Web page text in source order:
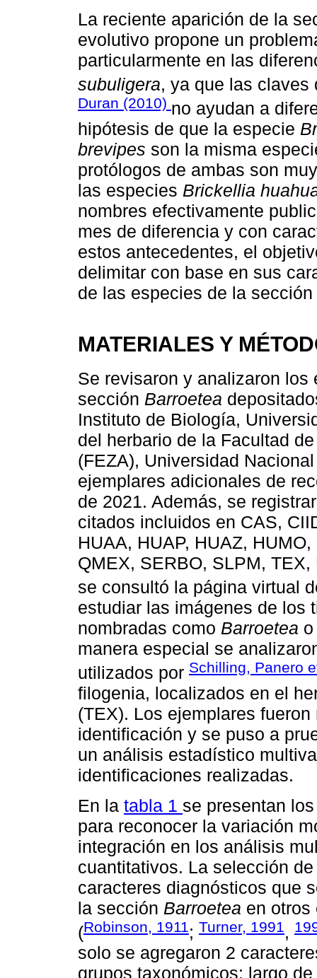
La reciente aparición de la
evolutivo propone un
particularmente en las
subuligera, ya que las
Duran (2010) no ayudan a
hipótesis de que la especie
brevipes son la misma
protólogos de ambas son
las especies Brickellia
nombres efectivamente
mes de diferencia y con
estos antecedentes, el
delimitar con base en sus
de las especies de la sección
MATERIALES Y
Se revisaron y analizaron
sección Barroetea
Instituto de Biología,
del herbario de la Facultad
(FEZA), Universidad
ejemplares adicionales de
de 2021. Además, se
citados incluidos en CAS,
HUAA, HUAP, HUAZ,
QMEX, SERBO, SLPM,
se consultó la página virtual
estudiar las imágenes de los
nombradas como Barroetea
manera especial se
utilizados por Schilling, Panero
filogenia, localizados en el
(TEX). Los ejemplares
identificación y se puso a
un análisis estadístico
identificaciones realizadas.
En la tabla 1 se presentan
para reconocer la variación
integración en los análisis
cuantitativos. La selección
caracteres diagnósticos que
la sección Barroetea en otros
(Robinson, 1911 ; Turner, 1991 ,
solo se agregaron 2
grupos taxonómicos: largo